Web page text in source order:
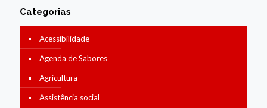
Categorias
Acessibilidade
Agenda de Sabores
Agricultura
Assistência social